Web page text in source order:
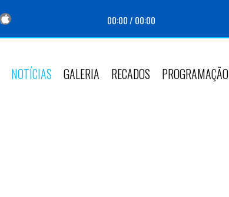
00:00/ 00:00
NOTÍCIAS GALERIA RECADOS PROGRAMAÇÃO